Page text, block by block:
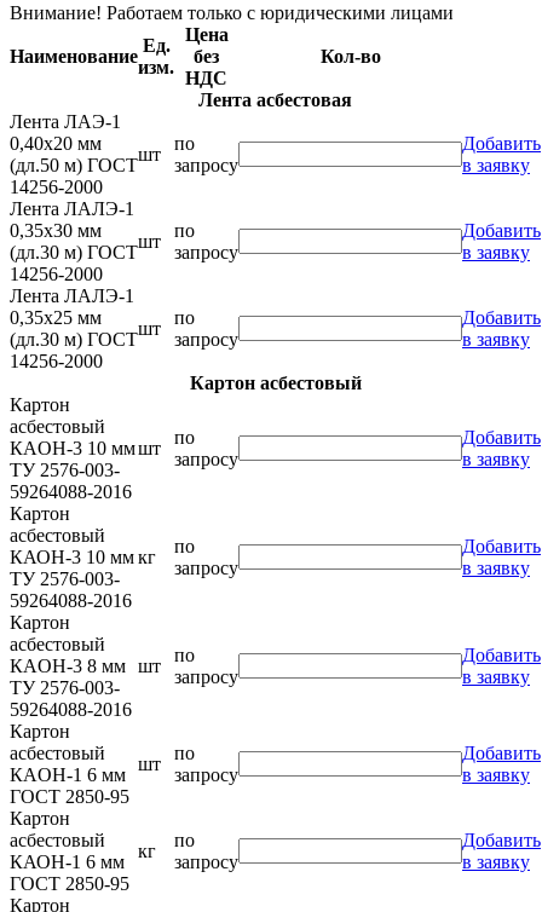
Внимание! Работаем только с юридическими лицами
Наименование
Ед.
изм.
Цена
без
НДС
Кол-во
Лента асбестовая
Лента ЛАЭ-1
0,40х20 мм
(дл.50 м) ГОСТ
14256-2000
шт
по
запросу
Добавить
в заявку
Лента ЛАЛЭ-1
0,35х30 мм
(дл.30 м) ГОСТ
14256-2000
шт
по
запросу
Добавить
в заявку
Лента ЛАЛЭ-1
0,35х25 мм
(дл.30 м) ГОСТ
14256-2000
шт
по
запросу
Добавить
в заявку
Картон асбестовый
Картон
асбестовый
КАOН-3 10 мм
ТУ 2576-003-
59264088-2016
шт
по
запросу
Добавить
в заявку
Картон
асбестовый
КАОН-3 10 мм
ТУ 2576-003-
59264088-2016
кг
по
запросу
Добавить
в заявку
Картон
асбестовый
КАOН-3 8 мм
ТУ 2576-003-
59264088-2016
шт
по
запросу
Добавить
в заявку
Картон
асбестовый
КАOН-1 6 мм
ГОСТ 2850-95
шт
по
запросу
Добавить
в заявку
Картон
асбестовый
КАОН-1 6 мм
ГОСТ 2850-95
кг
по
запросу
Добавить
в заявку
Картон